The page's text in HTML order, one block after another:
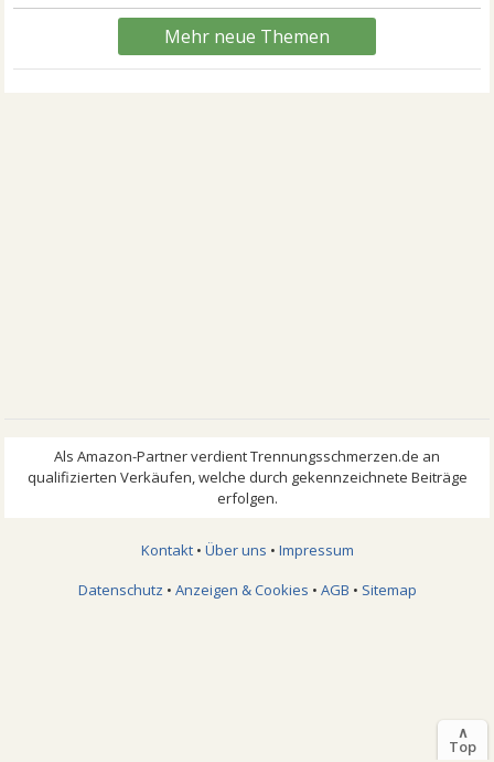
Mehr neue Themen
Kontakt• Über uns • Impressum
Datenschutz • Anzeigen & Cookies • AGB • Sitemap
∧
Top